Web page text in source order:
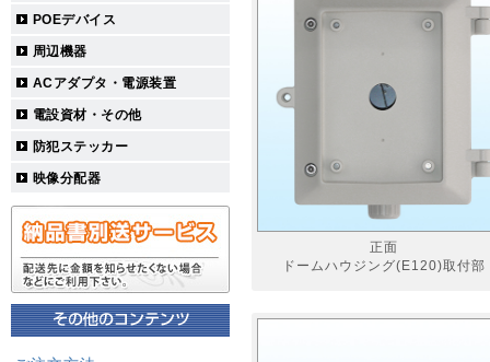
POEデバイス
周辺機器
ACアダプタ・電源装置
電設資材・その他
防犯ステッカー
映像分配器
正面
ドームハウジング(E120)取付部